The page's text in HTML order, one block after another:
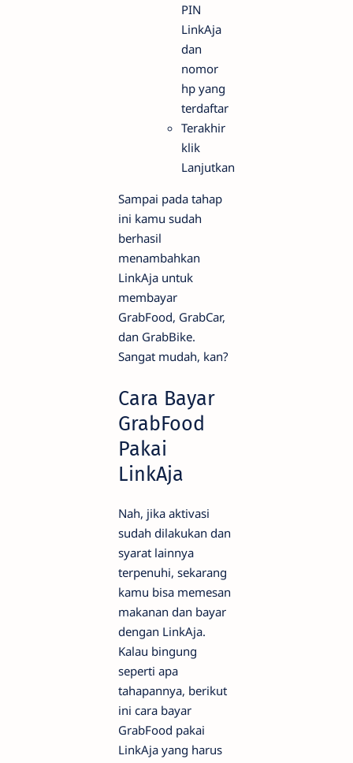
PIN
LinkAja
dan
nomor
hp yang
terdaftar
Terakhir
klik
Lanjutkan
Sampai pada tahap
ini kamu sudah
berhasil
menambahkan
LinkAja untuk
membayar
GrabFood, GrabCar,
dan GrabBike.
Sangat mudah, kan?
Cara Bayar
GrabFood
Pakai
LinkAja
Nah, jika aktivasi
sudah dilakukan dan
syarat lainnya
terpenuhi, sekarang
kamu bisa memesan
makanan dan bayar
dengan LinkAja.
Kalau bingung
seperti apa
tahapannya, berikut
ini cara bayar
GrabFood pakai
LinkAja yang harus